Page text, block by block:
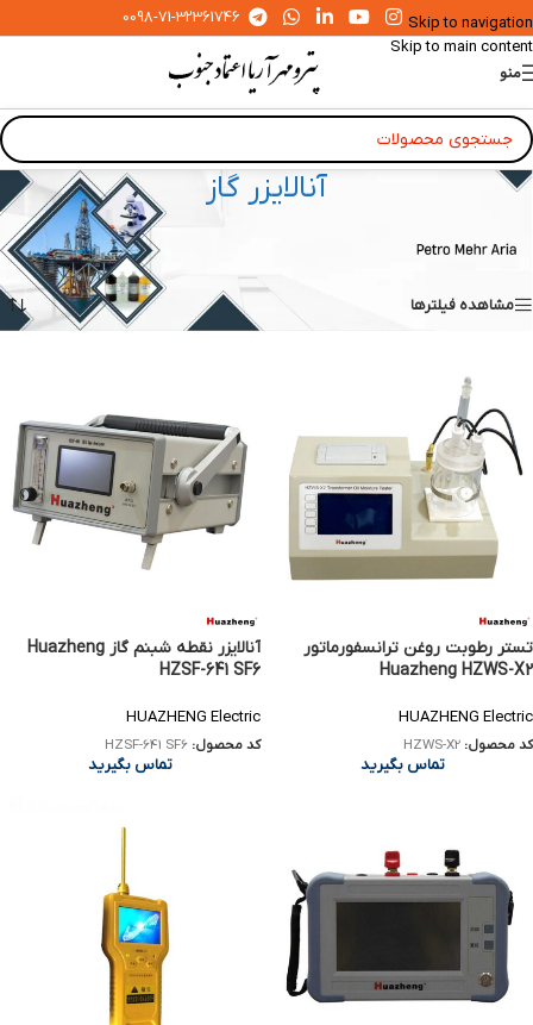
Skip to navigation
Skip to main content
0098-71-32361746
منو
آنالایزر گاز
ابزار دقیق آزمایشگاهی و صنعتی»آنالایزر گاز
نمایش 1–16 از 19 نتیجه
مشاهده فیلترها
تستر رطوبت روغن ترانسفورماتور
Huazheng HZWS-X2
HUAZHENG Electric
کد محصول: HZWS-X2
تماس بگیرید
آنالایزر نقطه شبنم گاز Huazheng
HZSF-641 SF6
HUAZHENG Electric
کد محصول: HZSF-641 SF6
تماس بگیرید